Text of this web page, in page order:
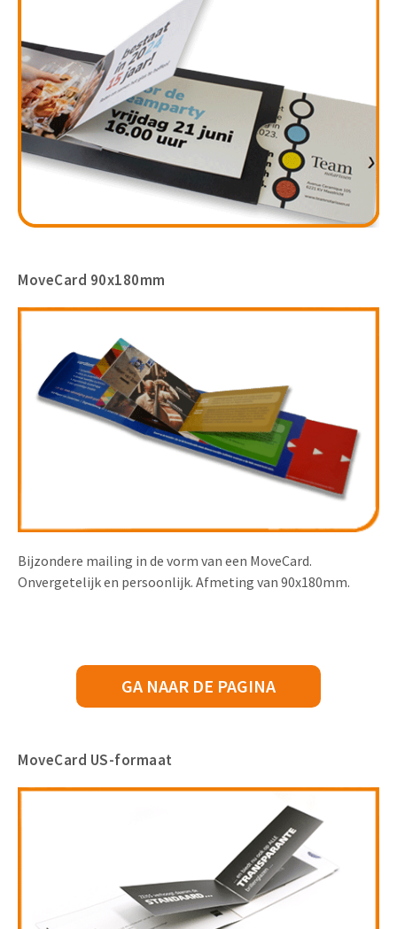
MoveCard 90x180mm
Bijzondere mailing in de vorm van een MoveCard.
Onvergetelijk en persoonlijk. Afmeting van 90x180mm.
GA NAAR DE PAGINA
MoveCard US-formaat